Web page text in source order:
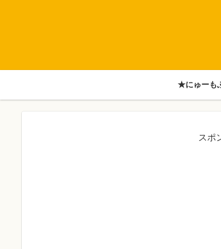
★にゅーも
スポ